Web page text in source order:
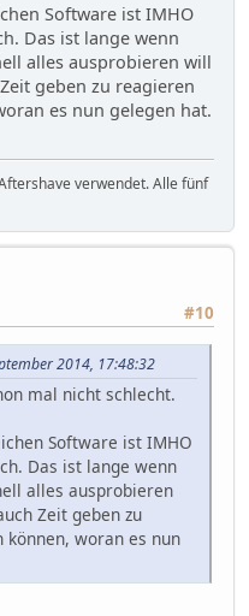
Software ist IMHO
Das ist lange wenn
alles ausprobieren will
geben zu reagieren
es nun gelegen hat.
verwendet. Alle fünf
#10
2014, 17:48:32
mal nicht schlecht.
Software ist IMHO
Das ist lange wenn
alles ausprobieren
Zeit geben zu
woran es nun